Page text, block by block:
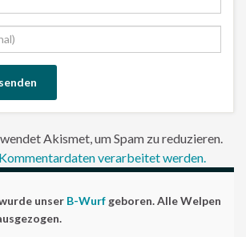
Akismet, um Spam zu reduzieren.
verarbeitet werden.
unser B-Wurf geboren. Alle Welpen